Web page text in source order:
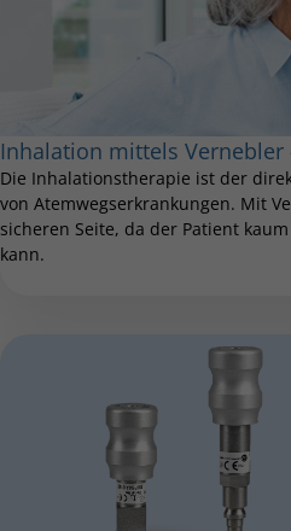
Inhalation mittels
Die Inhalationstherapie ist der
von Atemwegserkrankungen. Mit
sicheren Seite, da der Patient
kann.